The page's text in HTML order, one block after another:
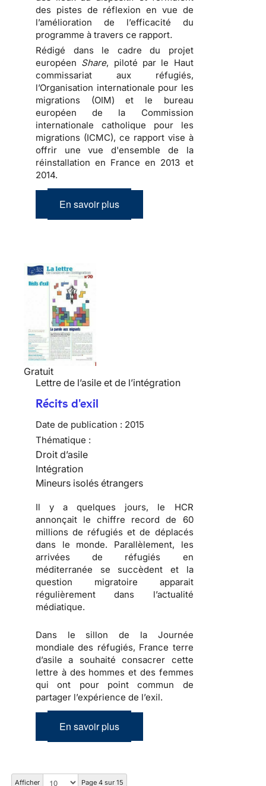
des pistes de réflexion en vue de
l’amélioration de l’efficacité du
programme à travers ce rapport.
Rédigé dans le cadre du projet
européen Share, piloté par le Haut
commissariat aux réfugiés,
l’Organisation internationale pour les
migrations (OIM) et le bureau
européen de la Commission
internationale catholique pour les
migrations (ICMC), ce rapport vise à
offrir une vue d'ensemble de la
réinstallation en France en 2013 et
2014.
En savoir plus
Gratuit
Lettre de l’asile et de l’intégration
Récits d'exil
Date de publication : 2015
Thématique :
Droit d’asile
Intégration
Mineurs isolés étrangers
Il y a quelques jours, le HCR
annonçait le chiffre record de 60
millions de réfugiés et de déplacés
dans le monde. Parallèlement, les
arrivées de réfugiés en
méditerranée se succèdent et la
question migratoire apparait
régulièrement dans l’actualité
médiatique.
Dans le sillon de la Journée
mondiale des réfugiés, France terre
d’asile a souhaité consacrer cette
lettre à des hommes et des femmes
qui ont pour point commun de
partager l’expérience de l’exil.
En savoir plus
Afficher Page 4 sur 15